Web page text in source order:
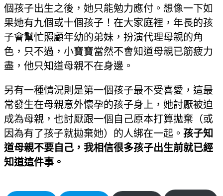
個孩子出生之後，她只能勉力應付。想像一下如
果她有九個或十個孩子！在大家庭裡，年長的孩
子會幫忙照顧年幼的弟妹，扮演代理母親的角
色，只不過，小寶寶當然不會知道母親已筋疲力
盡，他只知道母親不在身邊。
另有一種情況則是第一個孩子最不受喜愛，這最
常發生在母親意外懷孕的孩子身上，她討厭被迫
成為母親，也討厭跟一個自己原本打算拋棄（或
因為有了孩子就拋棄她）的人綁在一起。 孩子知
道母親不要自己，我相信很多孩子出生前就已經
知道這件事。